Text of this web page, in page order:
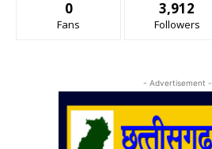
0
Fans
3,912
Followers
- Advertisement -